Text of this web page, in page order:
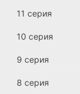
11 серия
10 серия
9 серия
8 серия